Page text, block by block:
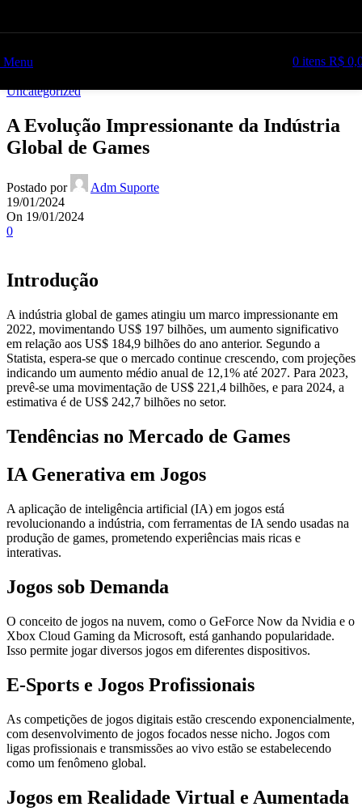
Menu 0 itens R$
Uncategorized
A Evolução Impressionante da Indústria
Global de Games
Postado por
Adm Suporte
19/01/2024
On 19/01/2024
0
Introdução
A indústria global de games atingiu um marco impressionante em
2022, movimentando US$ 197 bilhões, um aumento significativo
em relação aos US$ 184,9 bilhões do ano anterior. Segundo a
Statista, espera-se que o mercado continue crescendo, com projeções
indicando um aumento médio anual de 12,1% até 2027. Para 2023,
prevê-se uma movimentação de US$ 221,4 bilhões, e para 2024, a
estimativa é de US$ 242,7 bilhões no setor.
Tendências no Mercado de Games
IA Generativa em Jogos
A aplicação de inteligência artificial (IA) em jogos está
revolucionando a indústria, com ferramentas de IA sendo usadas na
produção de games, prometendo experiências mais ricas e
interativas.
Jogos sob Demanda
O conceito de jogos na nuvem, como o GeForce Now da Nvidia e o
Xbox Cloud Gaming da Microsoft, está ganhando popularidade.
Isso permite jogar diversos jogos em diferentes dispositivos.
E-Sports e Jogos Profissionais
As competições de jogos digitais estão crescendo exponencialmente,
com desenvolvimento de jogos focados nesse nicho. Jogos com
ligas profissionais e transmissões ao vivo estão se estabelecendo
como um fenômeno global.
Jogos em Realidade Virtual e Aumentada